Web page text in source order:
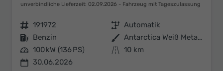
unverbindliche Lieferzeit: 02.09.2026 Fahrzeug mit Tageszulassung
Fahrzeugnr. 191972 Getriebe Automatik
Kraftstoff Benzin Außenfarbe
Antarctica Weiß Metallic
Leistung 100 kW (136 PS) Kilometerstand 10 km
30.06.2026